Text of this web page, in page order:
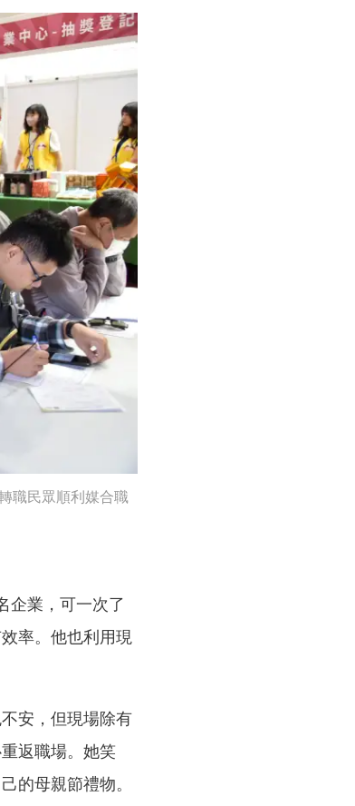
職民眾順利媒合職
企業，可一次了
率。他也利用現
安，但現場除有
返職場。她笑
的母親節禮物。